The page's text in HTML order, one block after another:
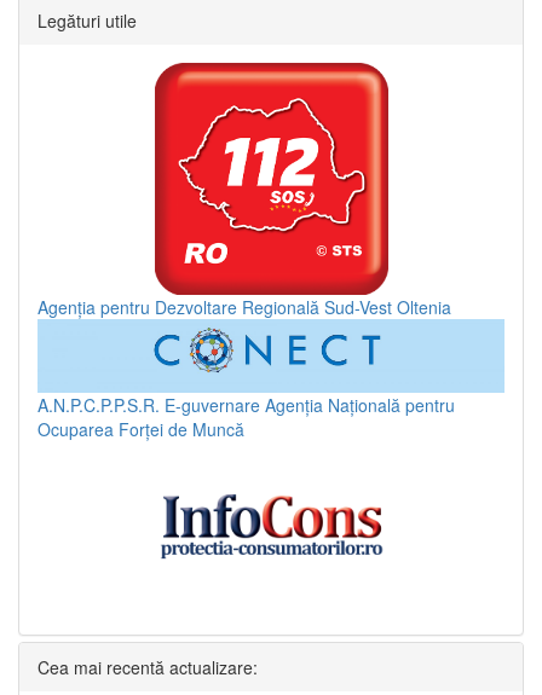
Legături utile
Agenția pentru Dezvoltare Regională Sud-Vest Oltenia
A.N.P.C.P.P.S.R. E-guvernare Agenția Națională pentru
Ocuparea Forței de Muncă
Cea mai recentă actualizare: